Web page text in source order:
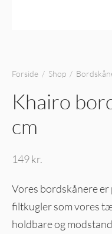
Forside / Shop /
Khairo
cm
149kr.
Vores bordskånere
filtkugler som vores
holdbare og